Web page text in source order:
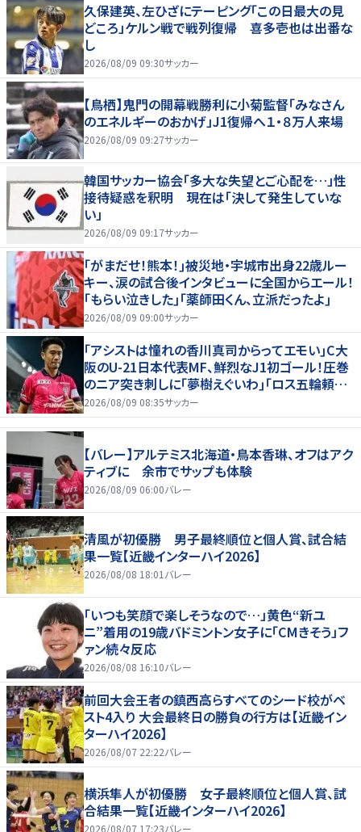
久保建英、左ひざにテーピング「この日最大の見
どころ」ケルン戦で戦列復帰 喜多壱也は出番な
し
2026/08/09 09:30サッカー
【鳥栖】鬼門の開幕戦勝利に小菊監督「みなさん
のエネルギーのおかげ」J1復帰へ１・８万人来場
2026/08/09 09:27サッカー
韓国サッカー協会「多大な失望とご心配を…」性
接待疑惑を釈明 現在は「決して発生していな
い」
2026/08/09 09:17サッカー
｢がまだせ！熊本！｣被災地・宇城市出身22歳ルー
キー、涙の試合後インタビューに全国からエール！
｢もらい泣きした｣｢薬師田くん、立派だったよ｣
2026/08/09 09:00サッカー
｢アシストは憧れの香川真司からってエモい｣C大
阪のU-21日本代表MF、鮮烈なJ1初ゴール！圧巻
のニア突き刺しに｢夢樹えぐいわ｣｢ロス五輪頼む
ぞ｣
2026/08/09 08:35サッカー
【バレー】アルテミス北海道・鳥本香琳、オフはアク
ティブに 余市でサップも体験
2026/08/09 06:00バレー
清風が初優勝 男子最終順位と個人賞、試合結
果一覧【近畿インターハイ2026】
2026/08/08 18:01 バレー
「いつも笑顔で楽しそうなので…」黄色“新ユ
ニ”着用の19歳バドミントン女子に「CMきそう」フ
ァン続々反応
2026/08/08 16:10バレー
前回大会王者の鎮西高らすべてのシード校がベ
スト4入り 大会最終日の勝負の行方は【近畿イン
ターハイ2026】
2026/08/07 22:22バレー
横浜隼人が初優勝 女子最終順位と個人賞、試
合結果一覧【近畿インターハイ2026】
2026/08/07 17:23バレー